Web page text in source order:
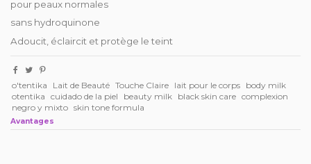
pour peaux normales
sans hydroquinone
Adoucit, éclaircit et protège le teint
o'tentika Lait de Beauté Touche Claire lait pour le corps
body milk
otentika
cuidado de la piel beauty milk black skin care complexion
negro y mixto skin tone formula
Avantages